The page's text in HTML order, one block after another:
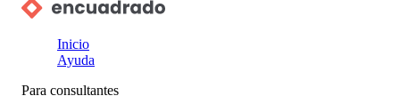
Inicio
Ayuda
Para consultantes